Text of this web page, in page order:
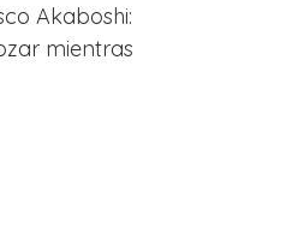
Akaboshi:
mientras